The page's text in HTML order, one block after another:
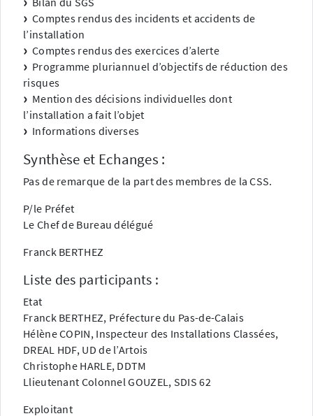
Comptes rendus des incidents et accidents de
l’installation
Comptes rendus des exercices d’alerte
Programme pluriannuel d’objectifs de réduction des
risques
Mention des décisions individuelles dont
l’installation a fait l’objet
Informations diverses
Synthèse et Echanges :
Pas de remarque de la part des membres de la CSS.
P/le Préfet
Le Chef de Bureau délégué
Franck BERTHEZ
Liste des participants :
Etat
Franck BERTHEZ, Préfecture du Pas-de-Calais
Hélène COPIN, Inspecteur des Installations Classées,
DREAL HDF, UD de l’Artois
Christophe HARLE, DDTM
Llieutenant Colonnel GOUZEL, SDIS 62
Exploitant